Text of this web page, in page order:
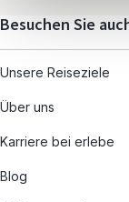
Besuchen Sie
Unsere Reiseziele
Über uns
Karriere bei erlebe
Blog